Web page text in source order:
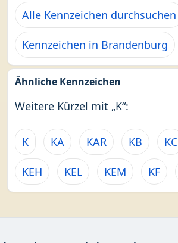
Alle Kennzeichen durchsuchen
Kennzeichen in Brandenburg
Ähnliche Kennzeichen
Weitere Kürzel mit „K“:
K KA KAR KB KC
KEH KEL KEM KF